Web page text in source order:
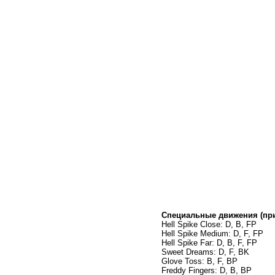
Специальные движения
Hell Spike Close: D, B, FP
Hell Spike Medium: D, F, FP
Hell Spike Far: D, B, F, FP
Sweet Dreams: D, F, BK
Glove Toss: B, F, BP
Freddy Fingers: D, B, BP